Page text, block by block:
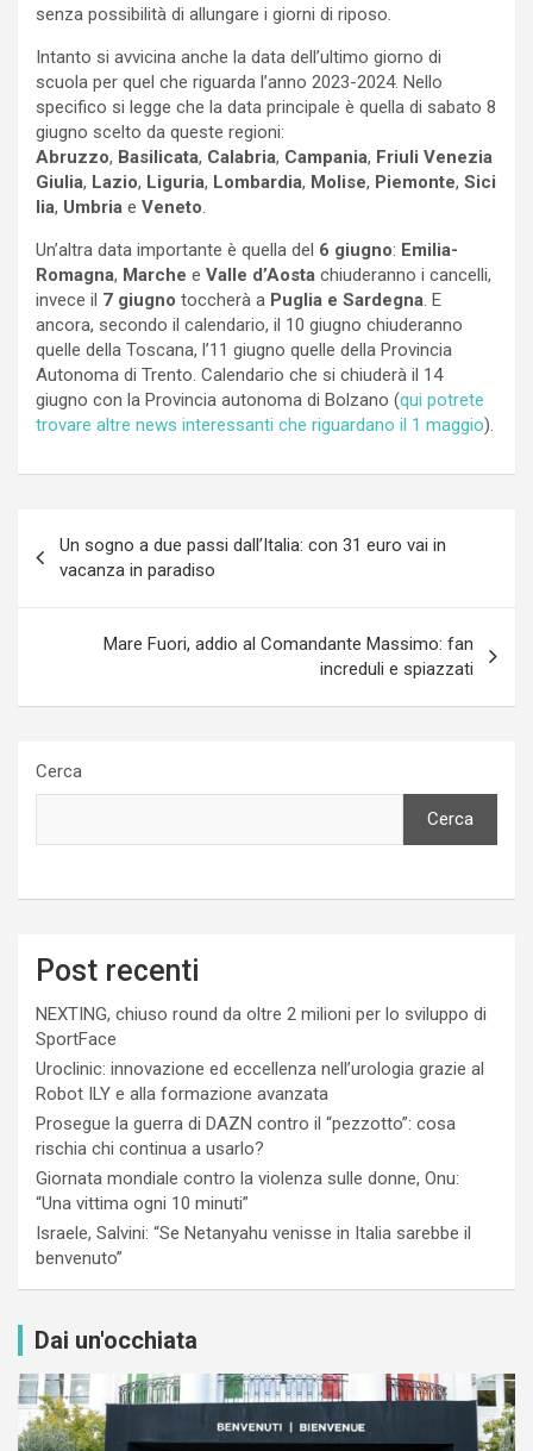
senza possibilità di allungare i giorni di riposo.
Intanto si avvicina anche la data dell’ultimo giorno di
scuola per quel che riguarda l’anno 2023-2024. Nello
specifico si legge che la data principale è quella di sabato 8
giugno scelto da queste regioni:
Abruzzo, Basilicata, Calabria, Campania, Friuli Venezia
Giulia, Lazio, Liguria, Lombardia, Molise, Piemonte, Sici
lia, Umbria e Veneto.
Un’altra data importante è quella del 6 giugno: Emilia-
Romagna, Marche e Valle d’Aosta chiuderanno i cancelli,
invece il 7 giugno toccherà a Puglia e Sardegna. E
ancora, secondo il calendario, il 10 giugno chiuderanno
quelle della Toscana, l’11 giugno quelle della Provincia
Autonoma di Trento. Calendario che si chiuderà il 14
giugno con la Provincia autonoma di Bolzano (qui potrete
trovare altre news interessanti che riguardano il 1 maggio).
articoli
Un sogno a due passi dall’Italia: con 31 euro vai in
vacanza in paradiso
Mare Fuori, addio al Comandante Massimo: fan
increduli e spiazzati
Cerca
Cerca
Post recenti
NEXTING, chiuso round da oltre 2 milioni per lo sviluppo di
SportFace
Uroclinic: innovazione ed eccellenza nell’urologia grazie al
Robot ILY e alla formazione avanzata
Prosegue la guerra di DAZN contro il “pezzotto”: cosa
rischia chi continua a usarlo?
Giornata mondiale contro la violenza sulle donne, Onu:
“Una vittima ogni 10 minuti”
Israele, Salvini: “Se Netanyahu venisse in Italia sarebbe il
benvenuto”
Dai un'occhiata